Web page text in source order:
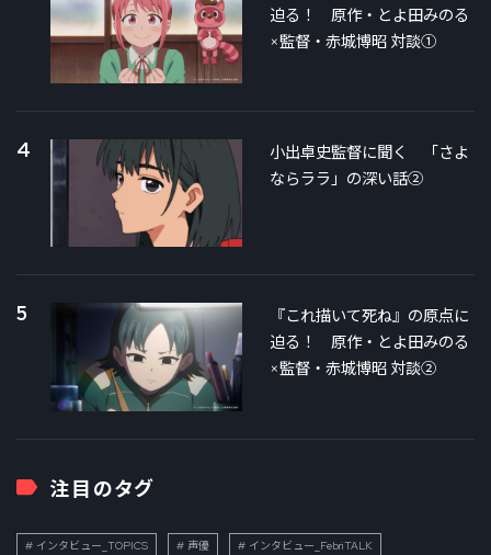
迫る！ 原作・とよ田みのる
×監督・赤城博昭 対談①
4
小出卓史監督に聞く 「さよ
ならララ」の深い話②
5
『これ描いて死ね』の原点に
迫る！ 原作・とよ田みのる
×監督・赤城博昭 対談②
注目のタグ
インタビュー_TOPICS 声優 インタビュー_FebriTALK